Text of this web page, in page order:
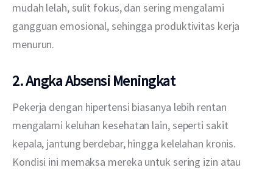
mudah lelah, sulit fokus, dan sering mengalami
gangguan emosional, sehingga produktivitas kerja
menurun.
2. Angka Absensi Meningkat
Pekerja dengan hipertensi biasanya lebih rentan
mengalami keluhan kesehatan lain, seperti sakit
kepala, jantung berdebar, hingga kelelahan kronis.
Kondisi ini memaksa mereka untuk sering izin atau